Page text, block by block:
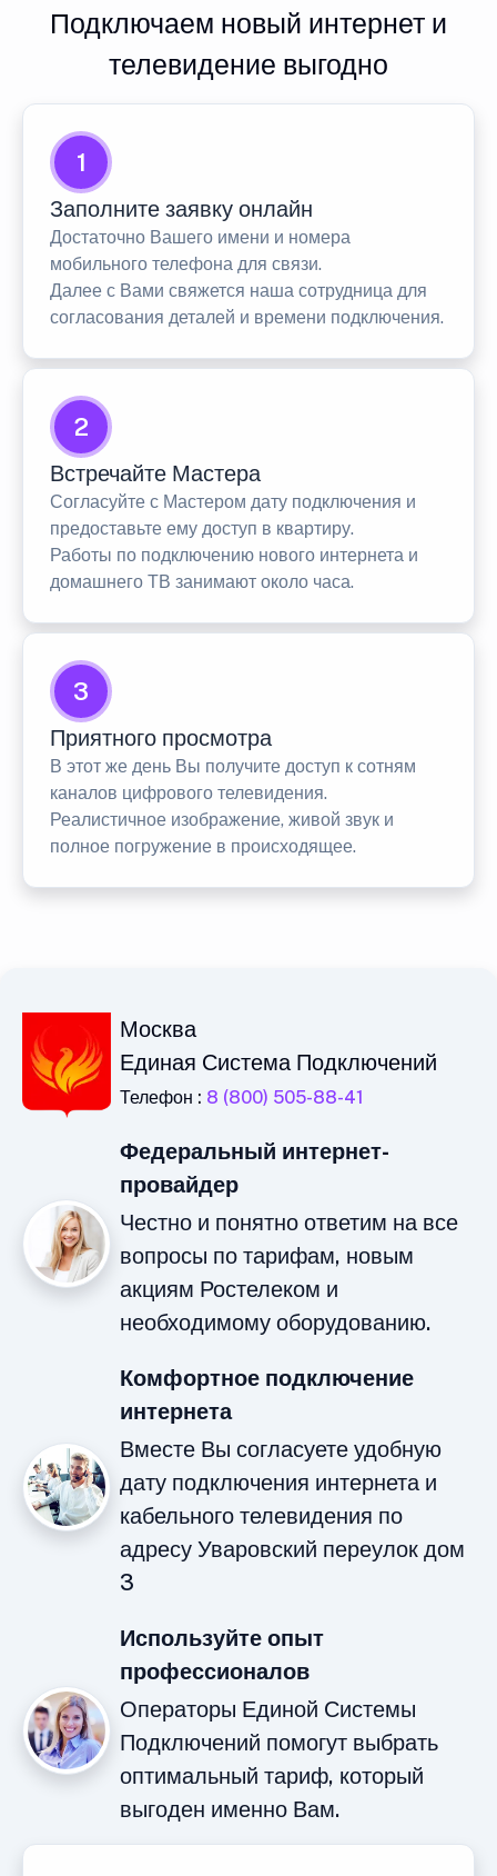
Подключаем новый интернет и
телевидение выгодно
1
Заполните заявку онлайн
Достаточно Вашего имени и номера
мобильного телефона для связи.
Далее с Вами свяжется наша сотрудница для
согласования деталей и времени подключения.
2
Встречайте Мастера
Согласуйте с Мастером дату подключения и
предоставьте ему доступ в квартиру.
Работы по подключению нового интернета и
домашнего ТВ занимают около часа.
3
Приятного просмотра
В этот же день Вы получите доступ к сотням
каналов цифрового телевидения.
Реалистичное изображение, живой звук и
полное погружение в происходящее.
Москва
Единая Система Подключений
Телефон : 8 (800) 505-88-41
Федеральный интернет-
провайдер
Честно и понятно ответим на все
вопросы по тарифам, новым
акциям Ростелеком и
необходимому оборудованию.
Комфортное подключение
интернета
Вместе Вы согласуете удобную
дату подключения интернета и
кабельного телевидения по
адресу Уваровский переулок дом
3
Используйте опыт
профессионалов
Операторы Единой Системы
Подключений помогут выбрать
оптимальный тариф, который
выгоден именно Вам.